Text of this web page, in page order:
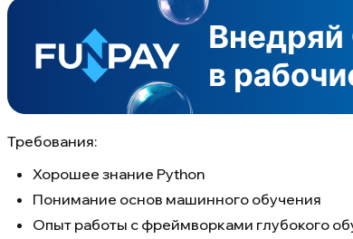
Требования:
Хорошее знание Python
Понимание основ машинного обучения
Опыт работы с фреймворками глубокого